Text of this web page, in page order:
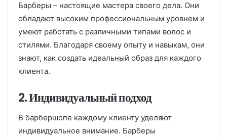
Барберы – настоящие мастера своего дела. Они
обладают высоким профессиональным уровнем и
умеют работать с различными типами волос и
стилями. Благодаря своему опыту и навыкам, они
знают, как создать идеальный образ для каждого
клиента.
2. Индивидуальный подход
В барбершопе каждому клиенту уделяют
индивидуальное внимание. Барберы